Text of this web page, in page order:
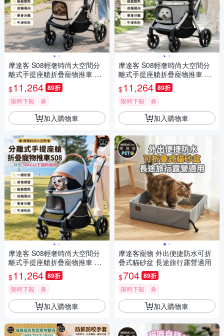
摩達客 S08輕奢時尚大空間分
離式手提座艙折疊寵物推車 米
白色 30KG以下貓狗適用
$11,264 89折
限時下殺 券
加入購物車
摩達客 S08輕奢時尚大空間分
離式手提座艙折疊寵物推車 綠
色 30KG以下貓狗適用
$11,264 89折
限時下殺 券
加入購物車
摩達客 S08輕奢時尚大空間分
離式手提座艙折疊寵物推車 灰
色 30KG以下貓狗適用
$11,264 89折
限時下殺 券
加入購物車
摩達客寵物 外出便捷防水可折
疊式貓砂盆 長途旅行露營適用
$704 89折
限時下殺 券
加入購物車